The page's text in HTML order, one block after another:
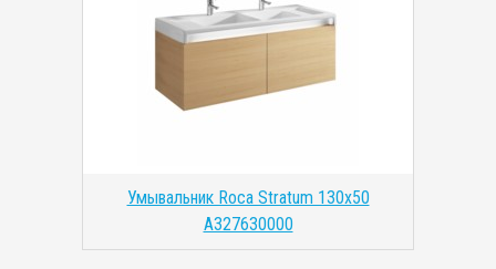
Умывальник Roca Stratum 130x50
A327630000